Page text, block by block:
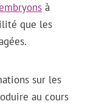
à
que les
sur les
au cours